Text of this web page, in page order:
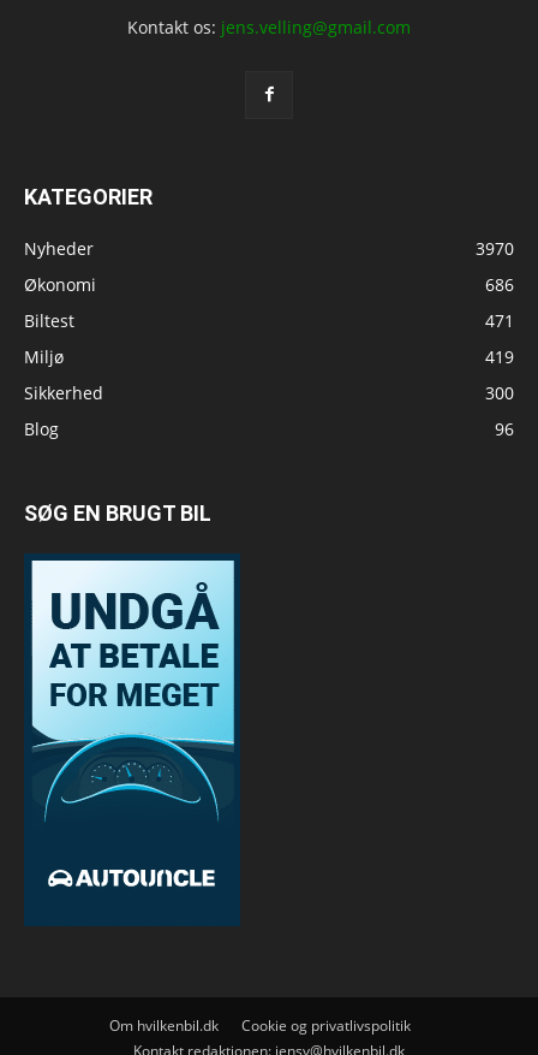
Kontakt os: jens.velling@gmail.com
KATEGORIER
Nyheder
3970
Økonomi
686
Biltest
471
Miljø
419
Sikkerhed
300
Blog
96
SØG EN BRUGT BIL
Om hvilkenbil.dk
Cookie og privatlivspolitik
Kontakt redaktionen: jensv@hvilkenbil.dk